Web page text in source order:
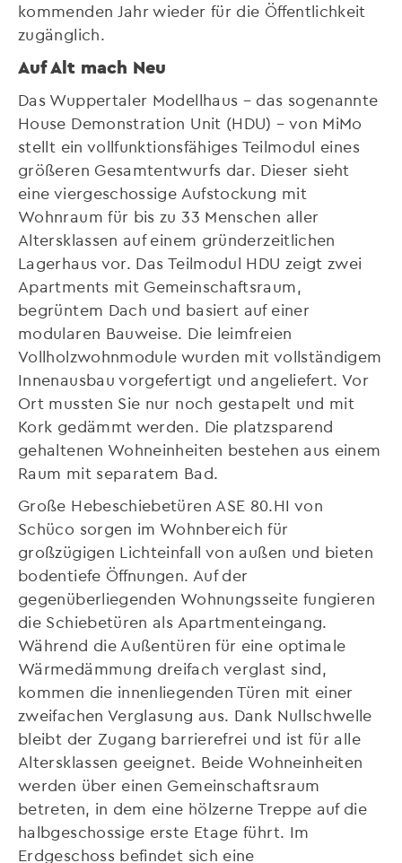
kommenden Jahr wieder für die Öffentlichkeit
zugänglich.
Auf Alt mach Neu
Das Wuppertaler Modellhaus – das sogenannte
House Demonstration Unit (HDU) – von MiMo
stellt ein vollfunktionsfähiges Teilmodul eines
größeren Gesamtentwurfs dar. Dieser sieht
eine viergeschossige Aufstockung mit
Wohnraum für bis zu 33 Menschen aller
Altersklassen auf einem gründerzeitlichen
Lagerhaus vor. Das Teilmodul HDU zeigt zwei
Apartments mit Gemeinschaftsraum,
begrüntem Dach und basiert auf einer
modularen Bauweise. Die leimfreien
Vollholzwohnmodule wurden mit vollständigem
Innenausbau vorgefertigt und angeliefert. Vor
Ort mussten Sie nur noch gestapelt und mit
Kork gedämmt werden. Die platzsparend
gehaltenen Wohneinheiten bestehen aus einem
Raum mit separatem Bad.
Große Hebeschiebetüren ASE 80.HI von
Schüco sorgen im Wohnbereich für
großzügigen Lichteinfall von außen und bieten
bodentiefe Öffnungen. Auf der
gegenüberliegenden Wohnungsseite fungieren
die Schiebetüren als Apartmenteingang.
Während die Außentüren für eine optimale
Wärmedämmung dreifach verglast sind,
kommen die innenliegenden Türen mit einer
zweifachen Verglasung aus. Dank Nullschwelle
bleibt der Zugang barrierefrei und ist für alle
Altersklassen geeignet. Beide Wohneinheiten
werden über einen Gemeinschaftsraum
betreten, in dem eine hölzerne Treppe auf die
halbgeschossige erste Etage führt. Im
Erdgeschoss befindet sich eine